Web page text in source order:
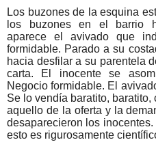
Los buzones de la esquina
los buzones en el barrio
aparece el avivado que
formidable. Parado a su
hacia desfilar a su parentela
carta. El inocente se
Negocio formidable. El
Se lo vendía baratito,
aquello de la oferta y la
desaparecieron los
esto es rigurosamente